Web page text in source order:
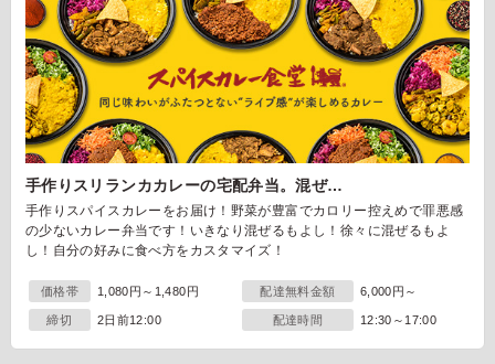
手作りスリランカカレーの宅配弁当。混ぜ…
手作りスパイスカレーをお届け！野菜が豊富でカロリー控えめで罪悪感
の少ないカレー弁当です！いきなり混ぜるもよし！徐々に混ぜるもよ
し！自分の好みに食べ方をカスタマイズ！
価格帯 1,080円～1,480円 配達無料金額 6,000円～
締切 2日前12:00 配達時間 12:30～17:00